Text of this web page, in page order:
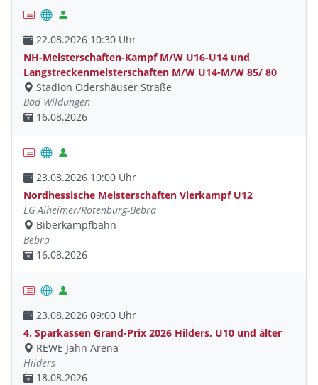
22.08.2026 10:30 Uhr
NH-Meisterschaften-Kampf M/W U16-U14 und
Langstreckenmeisterschaften M/W U14-M/W 85/ 80
Stadion Odershäuser Straße
Bad Wildungen
16.08.2026
23.08.2026 10:00 Uhr
Nordhessische Meisterschaften Vierkampf U12
LG Alheimer/Rotenburg-Bebra
Biberkampfbahn
Bebra
16.08.2026
23.08.2026 09:00 Uhr
4. Sparkassen Grand-Prix 2026 Hilders, U10 und älter
REWE Jahn Arena
Hilders
18.08.2026